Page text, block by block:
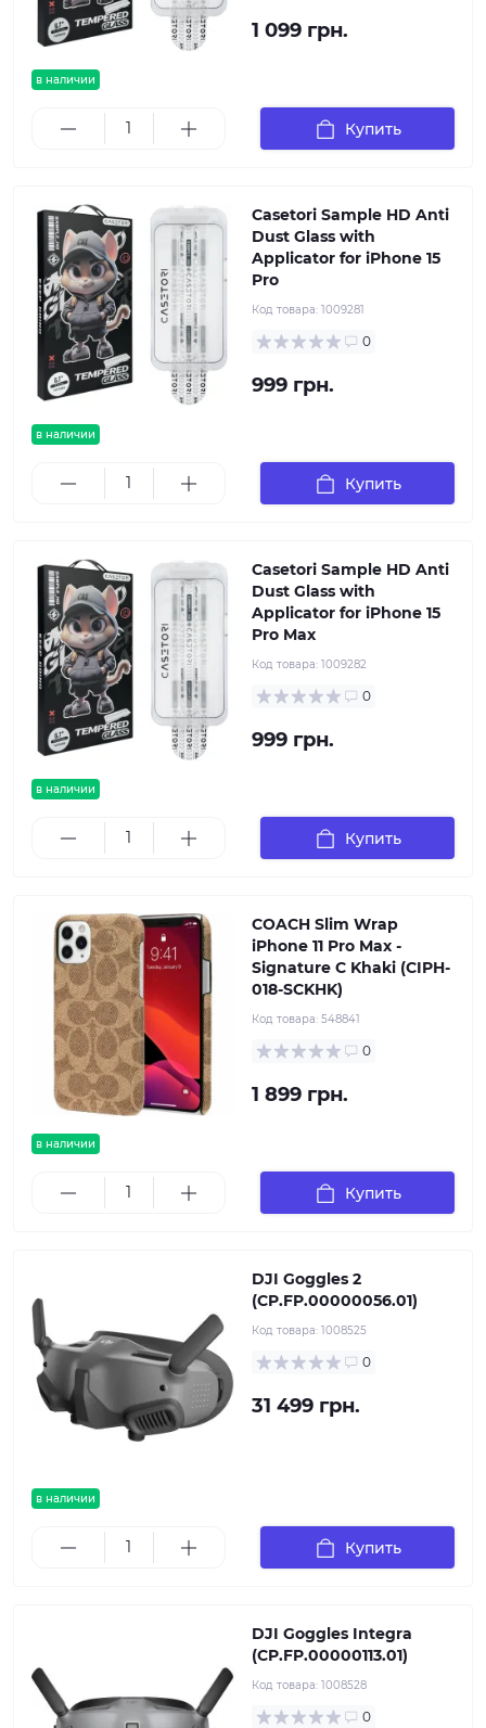
в наличии
1 099 грн.
Купить
в наличии
Casetori Sample HD Anti
Dust Glass with
Applicator for iPhone 15
Pro
Код товара: 1009281
0
999 грн.
Купить
в наличии
Casetori Sample HD Anti
Dust Glass with
Applicator for iPhone 15
Pro Max
Код товара: 1009282
0
999 грн.
Купить
в наличии
COACH Slim Wrap
iPhone 11 Pro Max -
Signature C Khaki (CIPH-
018-SCKHK)
Код товара: 548841
0
1 899 грн.
Купить
в наличии
DJI Goggles 2
(CP.FP.00000056.01)
Код товара: 1008525
0
31 499 грн.
Купить
DJI Goggles Integra
(CP.FP.00000113.01)
Код товара: 1008528
0